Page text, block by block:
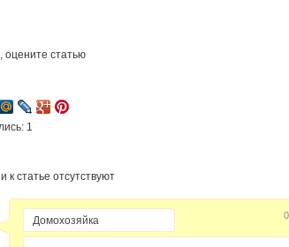
оцените статью
1
к статье отсутствуют